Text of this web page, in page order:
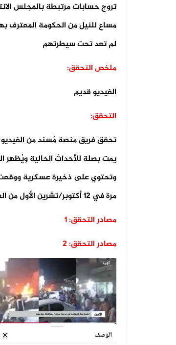
تروج حسابات مرتبطة بالمجلس
مساع للنيل من الحكومة المعترف
لم تعد تحت سيطرتهم
ملخص التحقق:
الفيديو قديم
التحقق:
تحقق فريق منصة مُسند من الفيديو
يمت بصلة للأحداث الحالية
مرة في 12 أكتوبر/تشرين الأول من العام ذاته دون صدور تعليق رسمي حينها
مصادر التحقق: 1
مصادر التحقق: 2